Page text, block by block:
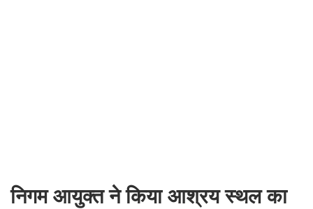
निगम आयुक्त ने किया आश्रय स्थल का